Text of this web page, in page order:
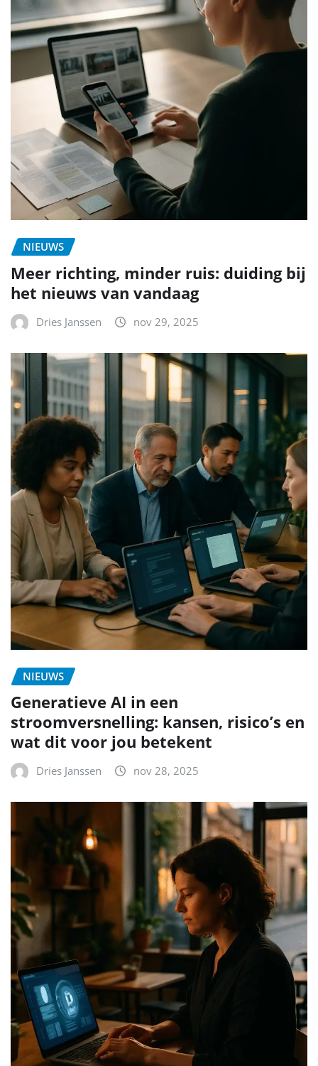
NIEUWS
Meer richting, minder ruis: duiding bij
het nieuws van vandaag
Dries Janssen nov 29, 2025
NIEUWS
Generatieve AI in een
stroomversnelling: kansen, risico’s en
wat dit voor jou betekent
Dries Janssen nov 28, 2025